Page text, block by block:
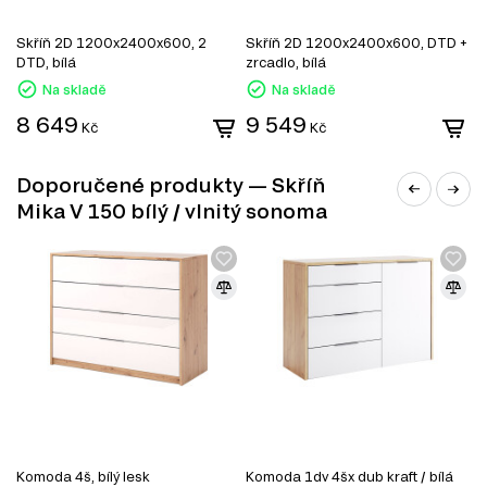
MDF
MDF je jedním z nejoblíbenějších materiálů v
nábytkářském průmyslu. Vyrábí se z dřevěných vláken
lisováním pod vysokým tlakem a teplotou za přidání
Vlastnosti MDF:
Skříň 2D 1200x2400x600, 2
DTD, bílá
Na skladě
8 649 Kč
Skříň 2D 1200x2400x600, DTD +
zrcadlo, bílá
Na skladě
9 549 Kč
Doporučené produkty — Skříň
Mika V 150 bílý / vlnitý sonoma
Komoda 4š, bílý lesk Komoda 1dv 4šx dub kraft / bílá